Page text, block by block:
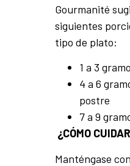
Gourmanité
siguientes
tipo de plato:
1 a 3
4 a 6
postre
7 a 9
¿CÓMO
Manténgase